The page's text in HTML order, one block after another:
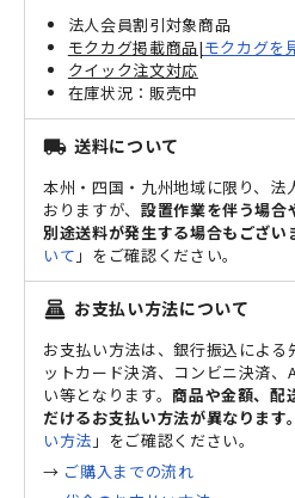
法人会員割引対象商品
モクカグ掲載商品|モクカグを
クイック注文対応
販売中
local_shipping 送料について
本州・四国・九州地域に限り、法
おりますが、 設置作業を伴う場合
別途送料が発生する場合もござい
いて 」をご確認ください。
point_of_sale お支払い方法について
お支払い方法は、銀行振込によ
ットカード決済、コンビニ決済
い等となります。商品や金額、配
だけるお支払い方法が異なります
い方法 」をご確認ください。
→ ご購入までの流れ